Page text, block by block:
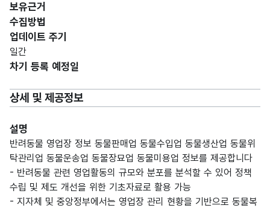
보유근거
수집방법
업데이트 주기
일간
차기 등록 예정일
상세 및 제공정보
설명
반려동물 영업장 정보 동물판매업 동물수입업 동물생산업 동물위
탁관리업 동물운송업 동물장묘업 동물미용업 정보를 제공합니다
- 반려동물 관련 영업활동의 규모와 분포를 분석할 수 있어 정책
수립 및 제도 개선을 위한 기초자료로 활용 가능
- 지자체 및 중앙정부에서는 영업장 관리 현황을 기반으로 동물복